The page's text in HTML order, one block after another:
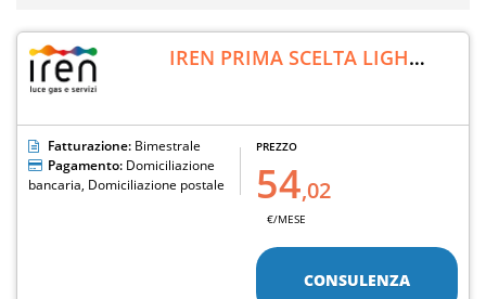
IREN PRIMA SCELTA LIGHT
Fatturazione: Bimestrale
Pagamento: Domiciliazione
bancaria, Domiciliazione postale
PREZZO
54,02
€/MESE
CONSULENZA